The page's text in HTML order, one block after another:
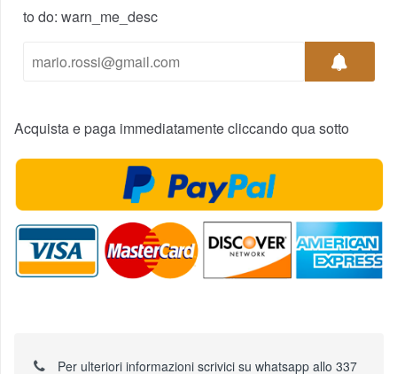
to do: warn_me_desc
Acquista e paga immediatamente cliccando qua sotto
Per ulteriori informazioni scrivici su whatsapp allo 337